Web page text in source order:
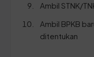
Ambil STNK/
Ambil BPKB
ditentukan